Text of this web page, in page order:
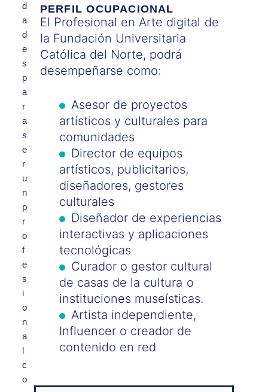
PERFIL OCUPACIONAL
El Profesional en Arte digital de
la Fundación Universitaria
Católica del Norte, podrá
desempeñarse como:
Asesor de proyectos
artísticos y culturales para
comunidades
Director de equipos
artísticos, publicitarios,
diseñadores, gestores
culturales
Diseñador de experiencias
interactivas y aplicaciones
tecnológicas
Curador o gestor cultural
de casas de la cultura o
instituciones museísticas.
Artista independiente,
Influencer o creador de
contenido en red
d
a
d
e
s
p
a
r
a
s
e
r
u
n
p
r
o
f
e
s
i
o
n
a
l
c
o